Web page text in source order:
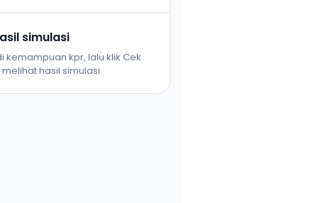
simulasi
kemampuan kpr, lalu klik Cek
hasil simulasi.